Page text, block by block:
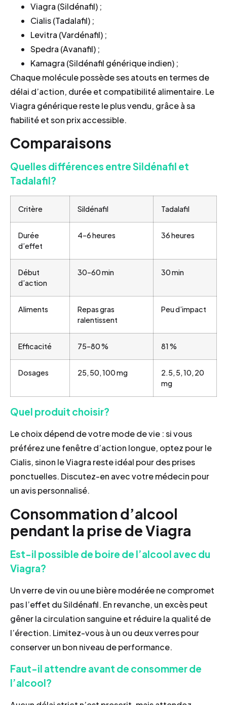
Viagra (Sildénafil) ;
Cialis (Tadalafil) ;
Levitra (Vardénafil) ;
Spedra (Avanafil) ;
Kamagra (Sildénafil générique indien) ;
Chaque molécule possède ses atouts en termes de
délai d’action, durée et compatibilité alimentaire. Le
Viagra générique reste le plus vendu, grâce à sa
fiabilité et son prix accessible.
Comparaisons
Quelles différences entre Sildénafil et
Tadalafil?
Critère Sildénafil Tadalafil
Durée
d’effet
4–6 heures 36 heures
Début
d’action
30–60 min 30 min
Aliments
Repas gras
ralentissent
Peu d’impact
Efficacité 75–80 % 81 %
Dosages 25, 50, 100 mg
2.5, 5, 10, 20
mg
Quel produit choisir?
Le choix dépend de votre mode de vie : si vous
préférez une fenêtre d’action longue, optez pour le
Cialis, sinon le Viagra reste idéal pour des prises
ponctuelles. Discutez-en avec votre médecin pour
un avis personnalisé.
Consommation d’alcool
pendant la prise de Viagra
Est-il possible de boire de l’alcool avec du
Viagra?
Un verre de vin ou une bière modérée ne compromet
pas l’effet du Sildénafil. En revanche, un excès peut
gêner la circulation sanguine et réduire la qualité de
l’érection. Limitez-vous à un ou deux verres pour
conserver un bon niveau de performance.
Faut-il attendre avant de consommer de
l’alcool?